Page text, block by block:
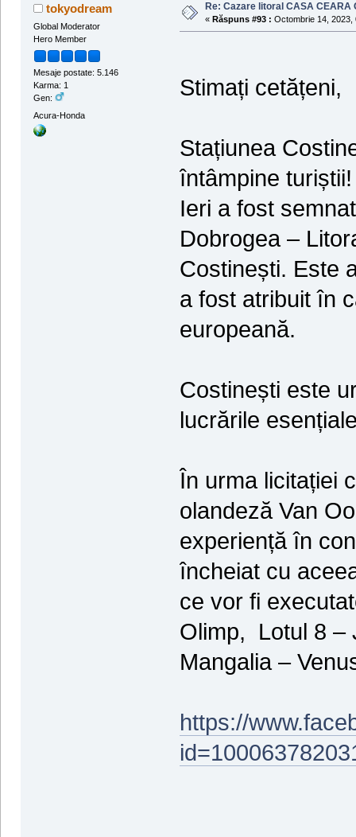
tokyodream
Global Moderator
Hero Member
Mesaje postate: 5.146
Karma: 1
Gen:
Acura-Honda
Re: Cazare litoral CASA CEARA
« Răspuns #93 : Octombrie 14, 2023,
Stimați cetățeni,
Stațiunea
întâmpine turiștii!
Ieri a fost
Dobrogea –
Costinești. Este
a fost atribuit în
europeană.
Costinești este
lucrările
În urma licitației
olandeză Van
experiență în
încheiat cu
ce vor fi
Olimp, Lotul 8 –
Mangalia –
https://